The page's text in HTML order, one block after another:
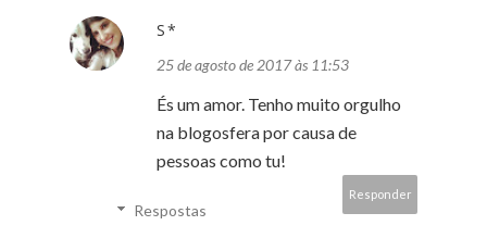
S*
25 de agosto de 2017 às 11:53
És um amor. Tenho muito orgulho
na blogosfera por causa de
pessoas como tu!
Responder
Respostas